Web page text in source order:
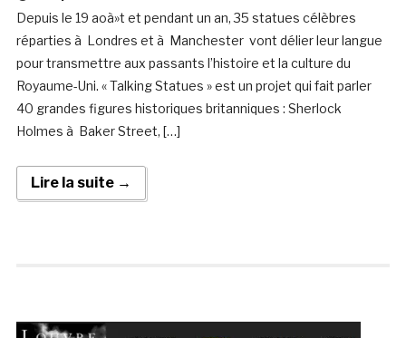
Depuis le 19 aoà»t et pendant un an, 35 statues célèbres
réparties à Londres et à Manchester vont délier leur langue
pour transmettre aux passants l’histoire et la culture du
Royaume-Uni. « Talking Statues » est un projet qui fait parler
40 grandes figures historiques britanniques : Sherlock
Holmes à Baker Street, […]
Lire la suite →